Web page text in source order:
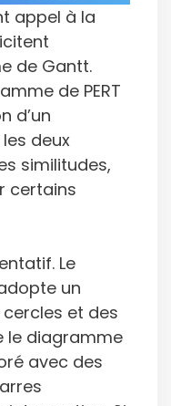
appel à la
de Gantt.
de PERT
d’un
deux
similitudes,
certains
Le
un
et des
le diagramme
avec des